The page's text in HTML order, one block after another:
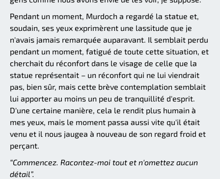
Pendant un moment, Murdoch a regardé la statue et,
soudain, ses yeux exprimèrent une lassitude que je
n'avais jamais remarquée auparavant. Il semblait perdu
pendant un moment, fatigué de toute cette situation, et
cherchait du réconfort dans le visage de celle que la
statue représentait – un réconfort qui ne lui viendrait
pas, bien sûr, mais cette brève contemplation semblait
lui apporter au moins un peu de tranquillité d'esprit.
D'une certaine manière, cela le rendit plus humain à
mes yeux, mais le moment passa aussi vite qu'il était
venu et il nous jaugea à nouveau de son regard froid et
perçant.
“Commencez. Racontez-moi tout et n'omettez aucun
détail”.